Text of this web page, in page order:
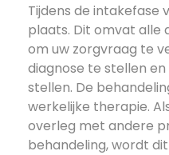
Tijdens de intakefase
plaats. Dit omvat alle
om uw zorgvraag te
diagnose te stellen
stellen. De
werkelijke therapie.
overleg met andere
behandeling, wordt